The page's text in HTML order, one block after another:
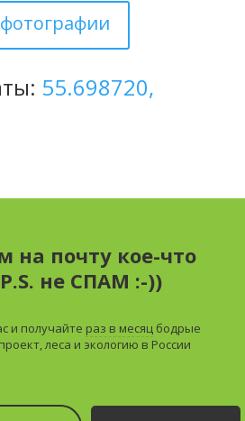
55.698720,
почту кое-что
не СПАМ :-))
и получайте раз в месяц бодрые
леса и экологию в России